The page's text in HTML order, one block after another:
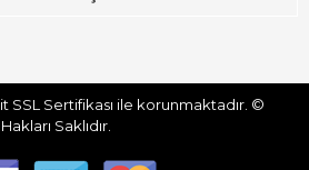
SSL Sertifikası ile korunmaktadır. ©
Hakları Saklıdır.